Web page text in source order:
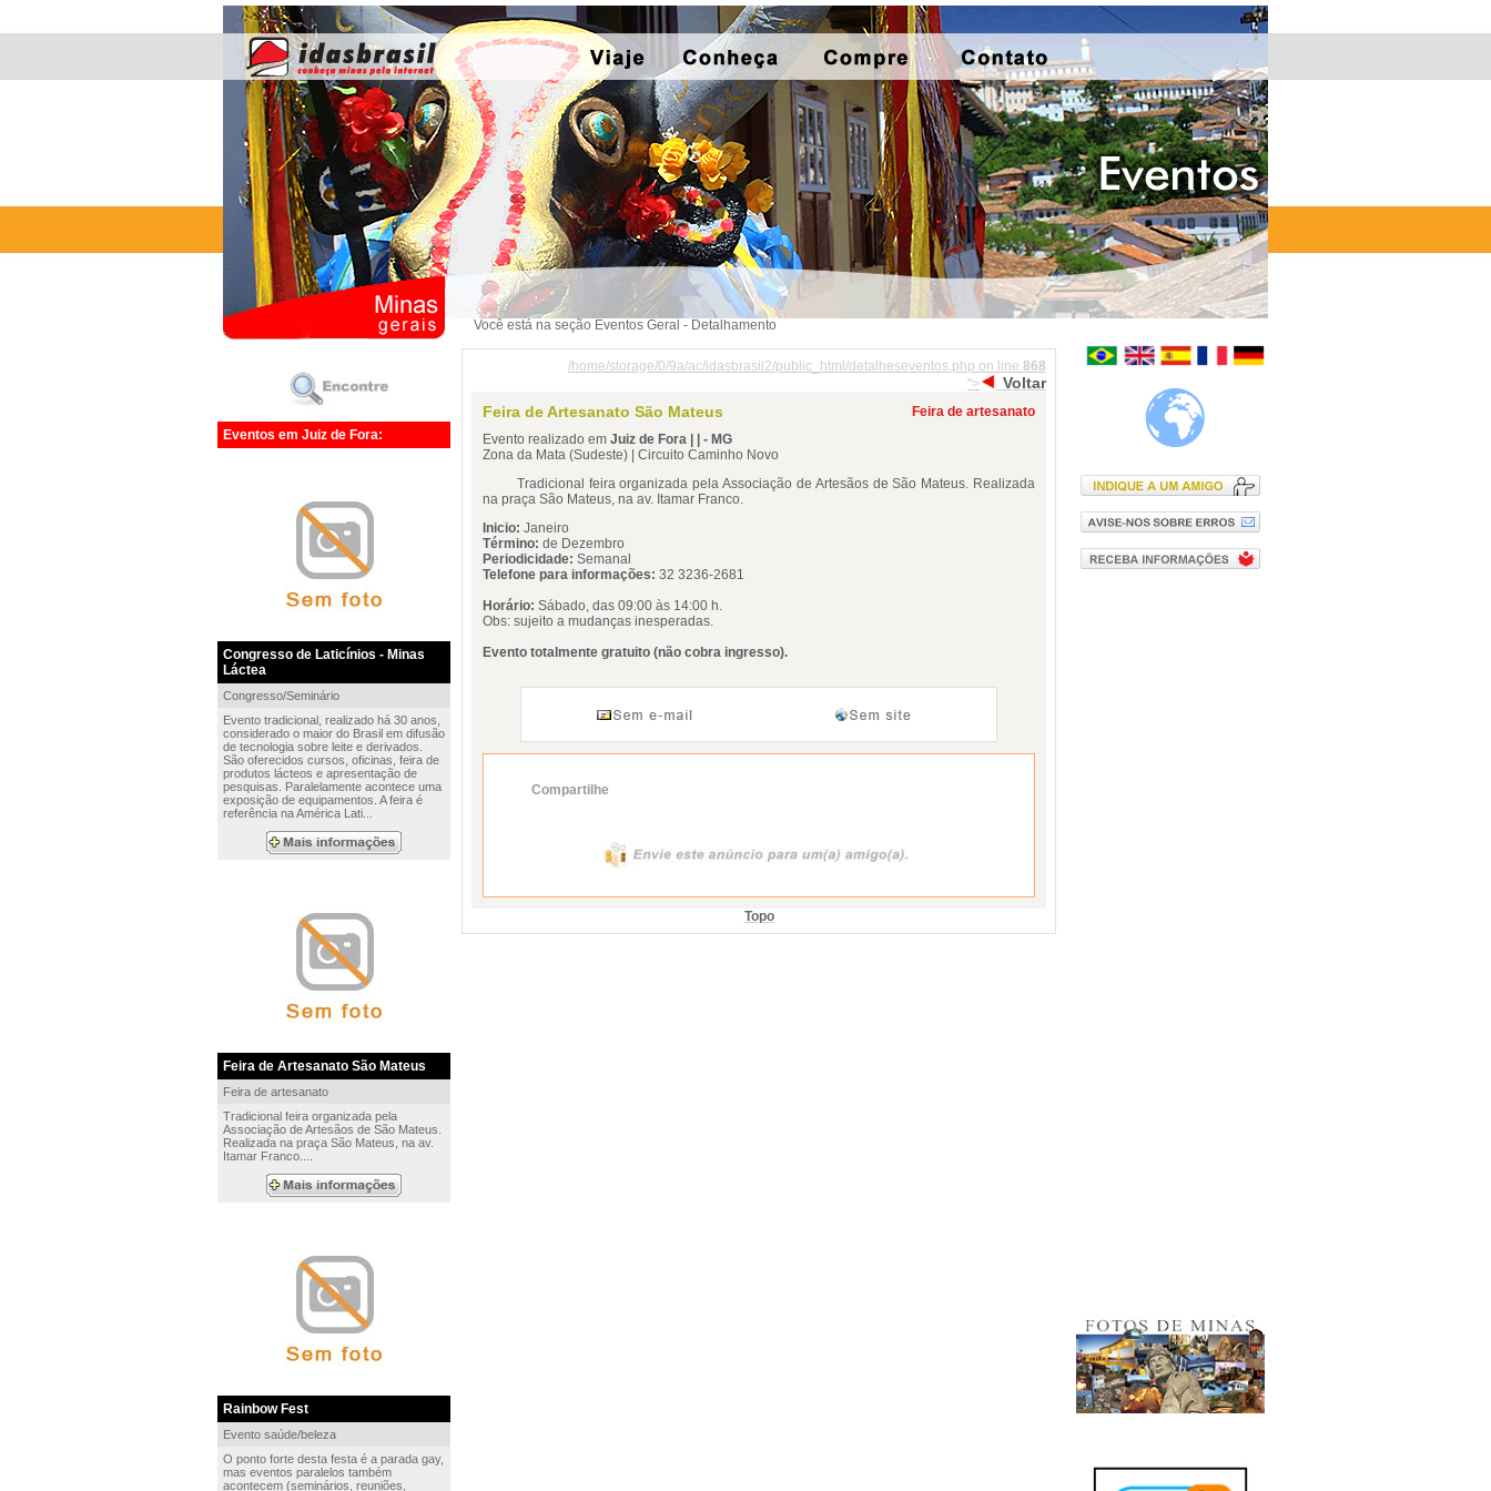
Eventos em Juiz de Fora:
Congresso de Laticínios - Minas
Láctea
Congresso/Seminário
Evento tradicional, realizado há 30 anos,
considerado o maior do Brasil em difusão
de tecnologia sobre leite e derivados.
São oferecidos cursos, oficinas, feira de
produtos lácteos e apresentação de
pesquisas. Paralelamente acontece uma
exposição de equipamentos. A feira é
referência na América Lati...
Feira de Artesanato São Mateus
Feira de artesanato
Tradicional feira organizada pela
Associação de Artesãos de São Mateus.
Realizada na praça São Mateus, na av.
Itamar Franco....
Rainbow Fest
Evento saúde/beleza
O ponto forte desta festa é a parada gay,
mas eventos paralelos também
acontecem (seminários, reuniões,
Você está na seção Eventos Geral - Detalhamento
/home/storage/0/9a/ac/idasbrasil2/public_html/detalheseventos.php on line 868
">
Voltar
Feira de Artesanato São Mateus
Feira de artesanato
Evento realizado em Juiz de Fora | | - MG
Zona da Mata (Sudeste) | Circuito Caminho Novo
Tradicional feira organizada pela Associação de Artesãos de São Mateus. Realizada
na praça São Mateus, na av. Itamar Franco.
Inicio: Janeiro
Término: de Dezembro
Periodicidade: Semanal
Telefone para informações: 32 3236-2681
Horário: Sábado, das 09:00 às 14:00 h.
Obs: sujeito a mudanças inesperadas.
Evento totalmente gratuito (não cobra ingresso).
Compartilhe
Topo